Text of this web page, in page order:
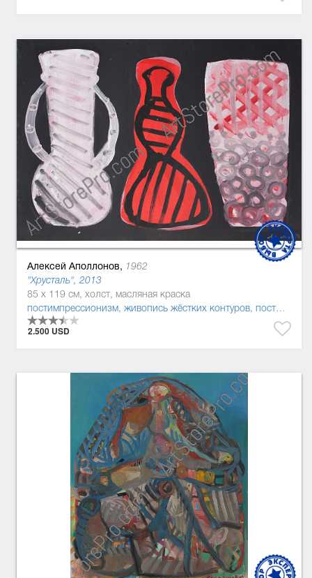
Алексей Аполлонов, 1962
"Хрусталь", 2013
85 x 119 см, холст, масляная краска
постимпрессионизм, живопись жёстких контуров, постмодернизм
2.500 USD